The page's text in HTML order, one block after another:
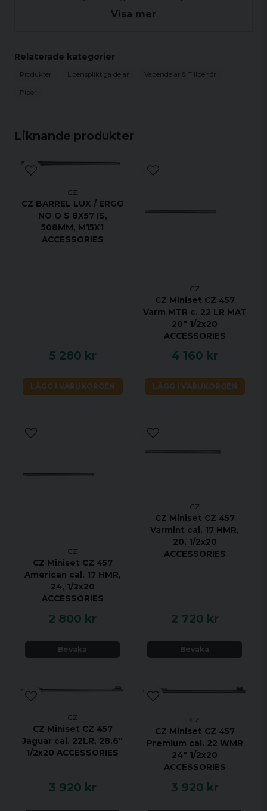
Liknande produkter
CZ
CZ BARREL LUX / ERGO
NO O S 8X57 IS,
508MM, M15X1
ACCESSORIES
5 280 kr
LÄGG I VARUKORGEN
CZ
CZ Miniset CZ 457
Varm MTR c. 22 LR MAT
20" 1/2x20
ACCESSORIES
4 160 kr
LÄGG I VARUKORGEN
CZ
CZ Miniset CZ 457
American cal. 17 HMR,
24, 1/2x20
ACCESSORIES
2 800 kr
Bevaka
CZ
CZ Miniset CZ 457
Varmint cal. 17 HMR,
20, 1/2x20
ACCESSORIES
2 720 kr
Bevaka
CZ
CZ Miniset CZ 457
Jaguar cal. 22LR, 28.6"
1/2x20 ACCESSORIES
3 920 kr
CZ
CZ Miniset CZ 457
Premium cal. 22 WMR
24" 1/2x20
ACCESSORIES
3 920 kr
nycklarna som behövs för att byta pipa.
Mynningen är utrustad med en enhetlig ½"x20
Visa mer
Relaterade kategorier
Produkter Licenspliktiga delar Vapendelar & Tillbehör
Pipor